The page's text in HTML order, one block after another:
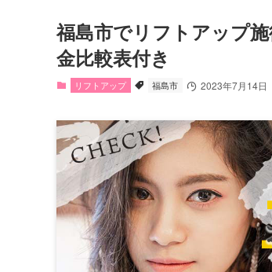
福島市でリフトアップ
金比較表付き
リフトアップ 福島市 2023年7月14日